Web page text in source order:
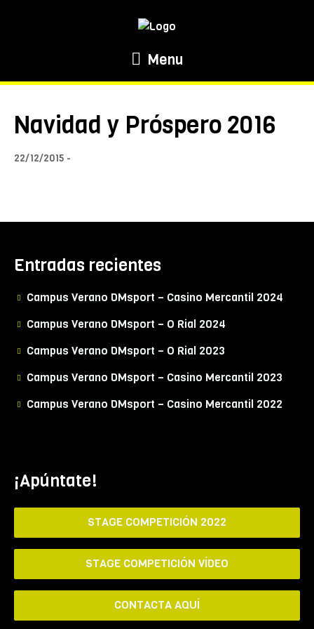
Menu
Navidad y Próspero 2016
22/12/2015
Entradas recientes
Campus Verano DMsport – Casino Mercantil 2024
Campus Verano DMsport – O Rial 2024
Campus Verano DMsport – O Rial 2023
Campus Verano DMsport – Casino Mercantil 2023
Campus Verano DMsport – Casino Mercantil 2022
¡Apúntate!
STAGE COMPETICIÓN 2022
STAGE COMPETICIÓN VÍDEO
CONTACTA AQUÍ